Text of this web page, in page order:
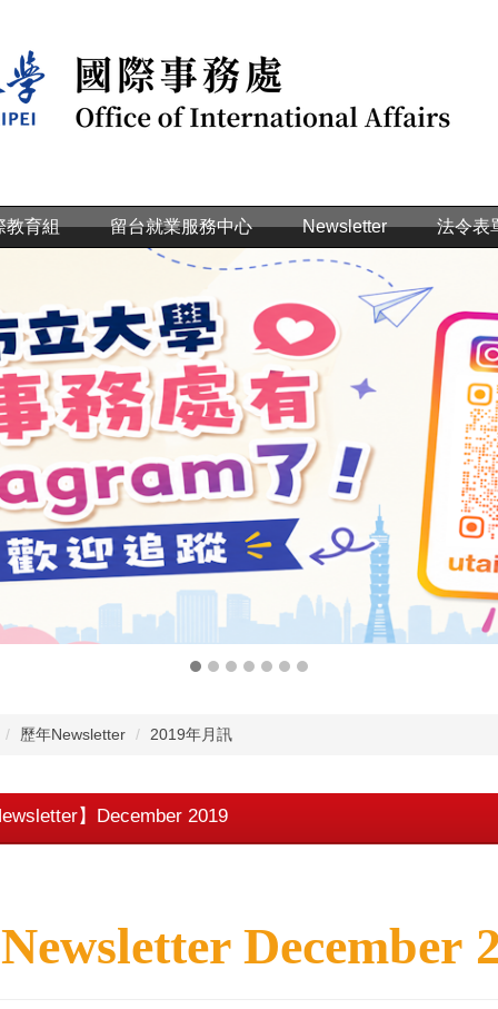
教育組 留台就業服務中心 Newsletter 法令表
歷年Newsletter 2019年月訊
】December 2019
Newsletter December